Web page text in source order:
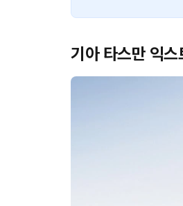
기아 타스만 익스